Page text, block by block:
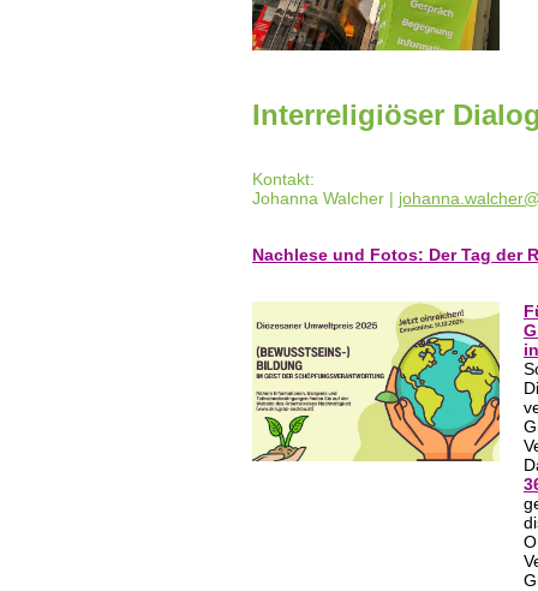
Interreligiöser
Kontakt:
Johanna Walcher |
Nachlese und Fotos: Der Tag der